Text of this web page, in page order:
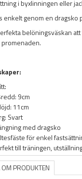
i byxlinningen eller
enkelt genom en dragsko
belöningsväskan
9cm
11cm
Svart
med dragsko
för enkel
till träningen,
OM PRODUKTEN